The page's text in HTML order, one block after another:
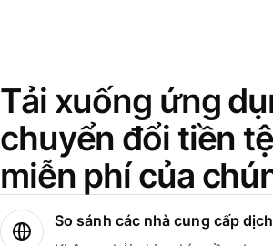
Tải xuống ứng
chuyển đổi tiền
miễn phí của
So sánh các nhà cung cấp